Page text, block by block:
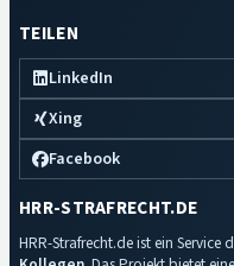
TEILEN
LinkedIn
Xing
Facebook
HRR-STRAFRECHT.DE
HRR-Strafrecht.de ist ein